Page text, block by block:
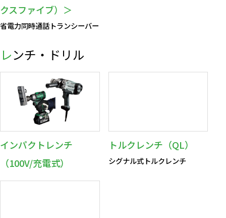
クスファイブ）＞
省電力同時通話トランシーバー
レンチ・ドリル
インパクトレンチ
（100V/充電式）
トルクレンチ（QL）
シグナル式トルクレンチ